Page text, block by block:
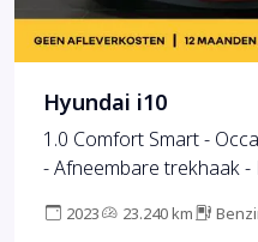
Hyundai i10
1.0 Comfort Smart -
- Afneembare trekhaak
2023 23.240 km